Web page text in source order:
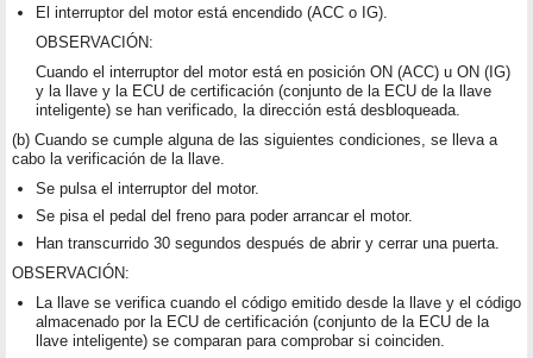
El interruptor del motor está encendido (ACC o IG).
OBSERVACIÓN:
Cuando el interruptor del motor está en posición ON (ACC) u ON (IG)
y la llave y la ECU de certificación (conjunto de la ECU de la llave
inteligente) se han verificado, la dirección está desbloqueada.
(b) Cuando se cumple alguna de las siguientes condiciones, se lleva a
cabo la verificación de la llave.
Se pulsa el interruptor del motor.
Se pisa el pedal del freno para poder arrancar el motor.
Han transcurrido 30 segundos después de abrir y cerrar una puerta.
OBSERVACIÓN:
La llave se verifica cuando el código emitido desde la llave y el código
almacenado por la ECU de certificación (conjunto de la ECU de la
llave inteligente) se comparan para comprobar si coinciden.